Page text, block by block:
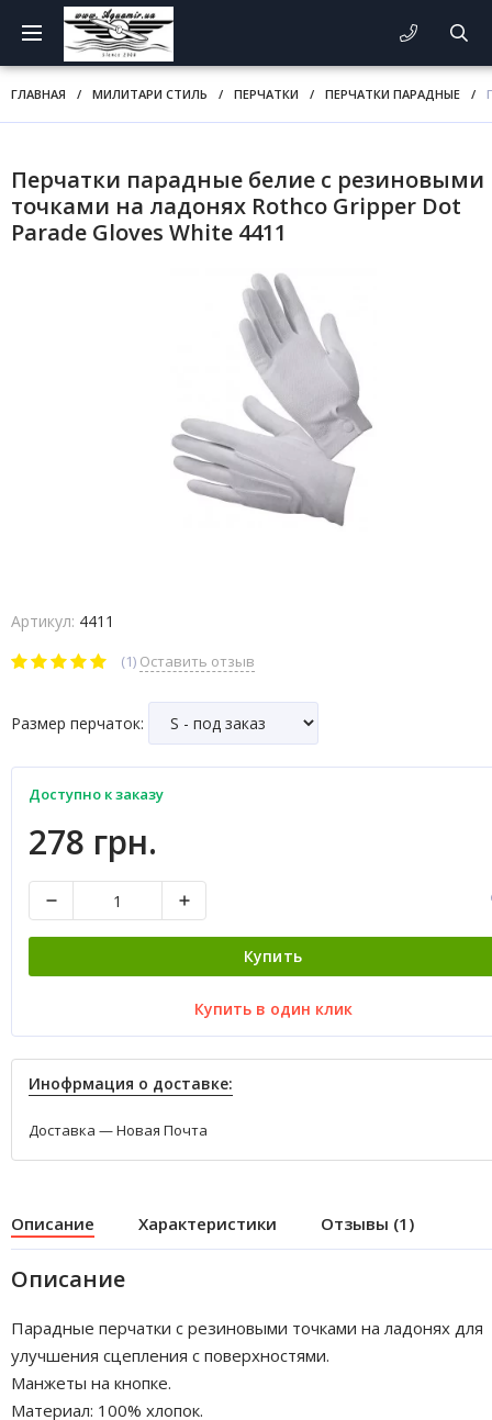
ГЛАВНАЯ / МИЛИТАРИ СТИЛЬ / ПЕРЧАТКИ / ПЕРЧАТКИ ПАРАДНЫЕ /
Перчатки парадные белие c резиновыми
точками на ладонях Rothco Gripper Dot
Parade Gloves White 4411
Артикул: 4411
(1) Оставить отзыв
Размер перчаток:
Доступно к заказу
278 грн.
Купить
Купить в один клик
Инофрмация о доставке:
Доставка — Новая Почта
Описание Характеристики Отзывы (1)
Описание
Парадные перчатки c резиновыми точками на ладонях для
улучшения сцепления с поверхностями.
Манжеты на кнопке.
Материал: 100% хлопок.